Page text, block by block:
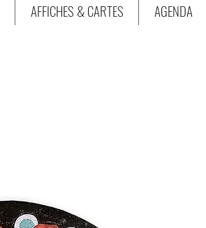
AFFICHES & CARTES AGENDA